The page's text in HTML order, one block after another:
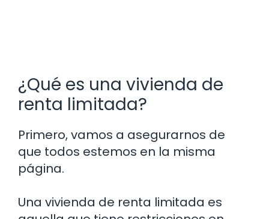
¿Qué es una vivienda de
renta limitada?
Primero, vamos a asegurarnos de
que todos estemos en la misma
página.
Una vivienda de renta limitada es